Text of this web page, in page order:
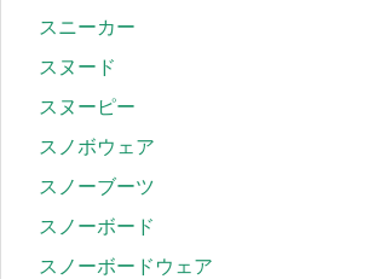
スニーカー
スヌード
スヌーピー
スノボウェア
スノーブーツ
スノーボード
スノーボードウェア